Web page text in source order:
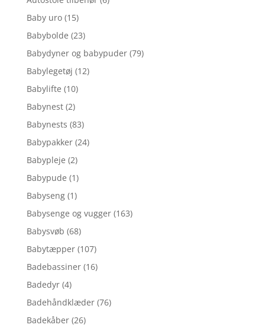
Baby uro (15)
Babybolde (23)
Babydyner og babypuder (79)
Babylegetøj (12)
Babylifte (10)
Babynest (2)
Babynests (83)
Babypakker (24)
Babypleje (2)
Babypude (1)
Babyseng (1)
Babysenge og vugger (163)
Babysvøb (68)
Babytæpper (107)
Badebassiner (16)
Badedyr (4)
Badehåndklæder (76)
Badekåber (26)